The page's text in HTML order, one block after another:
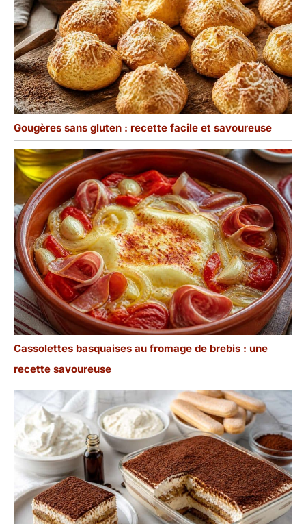
Gougères sans gluten : recette facile et savoureuse
Cassolettes basquaises au fromage de brebis : une
recette savoureuse